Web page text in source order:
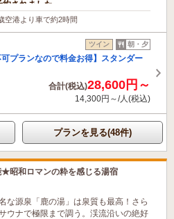
約されました
空港より車で約2時間
ツイン 朝・夕
プランなので料金お得】スタンダー
合計(税込)28,600円～
14,300円～/人(税込)
プランを見る(48件)
昭和ロマンの粋を感じる湯宿
な源泉「鹿の湯」は泉質も最高！さら
ウナで極限まで調う。渓流沿いの絶好